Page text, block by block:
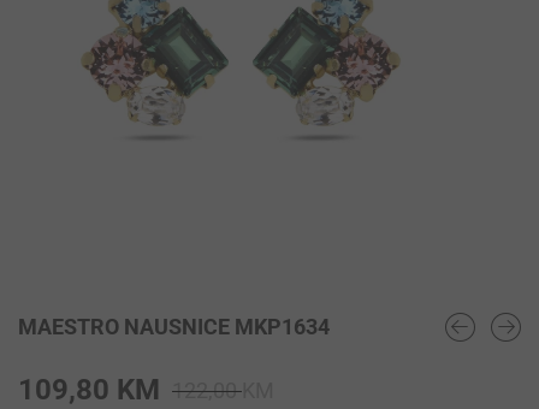
MAESTRO NAUSNICE MKP1634
122,00
109,80 KM